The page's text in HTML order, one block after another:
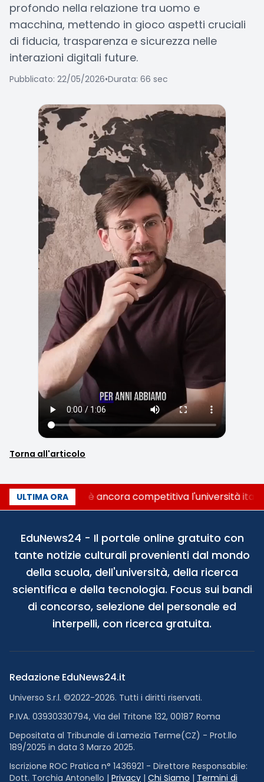
profondo nella relazione tra uomo e
macchina, mettendo in gioco aspetti cruciali
di fiducia, trasparenza e sicurezza nelle
interazioni digitali future.
Pubblicato: 22/05/2026•Durata: 66 sec
Torna all'articolo
ULTIMA ORAQuanto è ancora competitiva l'università
EduNews24 - Il portale online gratuito con
tante notizie culturali provenienti dal mondo
della scuola, dell'università, della ricerca
scientifica e della tecnologia. Focus sui bandi
di concorso, selezione del personale ed
interpelli, con ricerca gratuita.
Redazione EduNews24.it
Universo S.r.l. ©2022-2026. Tutti i diritti riservati.
P.IVA. 03930330794, Via del Tritone 132, 00187 Roma
Depositata al Tribunale di Lamezia Terme(CZ) - Prot.llo
189/2025 in data 3 Marzo 2025.
Iscrizione ROC Pratica n° 1436921 - Direttore Responsabile:
Dott. Torchia Antonello | Privacy | Chi Siamo | Termini di